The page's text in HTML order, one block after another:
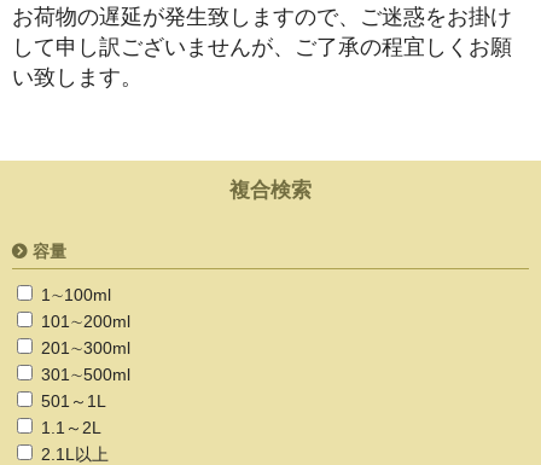
お荷物の遅延が発生致しますので、ご迷惑をお掛け
して申し訳ございませんが、ご了承の程宜しくお願
い致します。
複合検索
容量
1∼100ml
101∼200ml
201∼300ml
301∼500ml
501～1L
1.1～2L
2.1L以上